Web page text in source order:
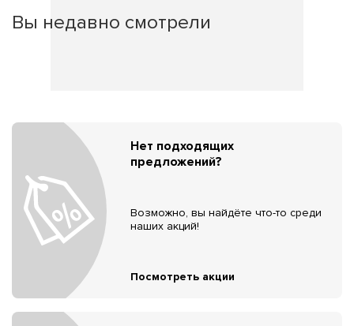
Вы недавно смотрели
Нет подходящих
предложений?
Возможно, вы найдёте что-то среди
наших акций!
Посмотреть акции